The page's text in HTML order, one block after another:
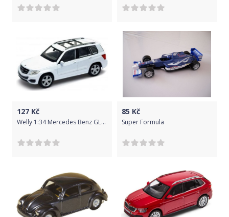
127 Kč
Welly 1:34 Mercedes Benz GLK Červená
85 Kč
Super Formula